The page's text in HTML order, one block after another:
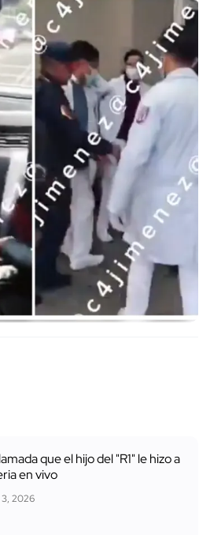
que el hijo del "R1" le hizo a
en vivo
2026